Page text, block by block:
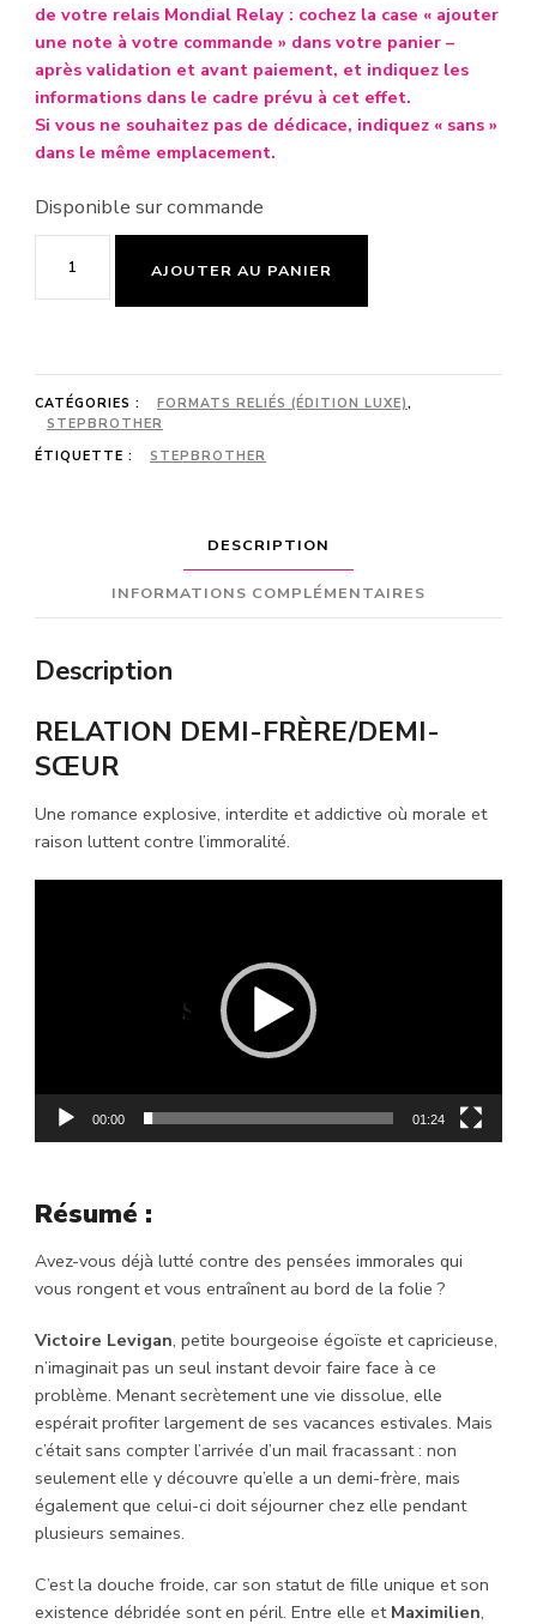
de votre relais Mondial Relay : cochez la case « ajouter
une note à votre commande » dans votre panier –
après validation et avant paiement, et indiquez les
informations dans le cadre prévu à cet effet.
Si vous ne souhaitez pas de dédicace, indiquez « sans »
dans le même emplacement.
Disponible sur commande
reliée
illustrée)
AJOUTER AU PANIER
CATÉGORIES : FORMATS RELIÉS (ÉDITION LUXE),
STEPBROTHER
ÉTIQUETTE :
STEPBROTHER
DESCRIPTION
INFORMATIONS COMPLÉMENTAIRES
Description
RELATION DEMI-FRÈRE/DEMI-
SŒUR
Une romance explosive, interdite et addictive où morale et
raison luttent contre l’immoralité.
00:00 01:24
Résumé :
Avez-vous déjà lutté contre des pensées immorales qui
vous rongent et vous entraînent au bord de la folie ?
Victoire Levigan, petite bourgeoise égoïste et capricieuse,
n’imaginait pas un seul instant devoir faire face à ce
problème. Menant secrètement une vie dissolue, elle
espérait profiter largement de ses vacances estivales. Mais
c’était sans compter l’arrivée d’un mail fracassant : non
seulement elle y découvre qu’elle a un demi-frère, mais
également que celui-ci doit séjourner chez elle pendant
plusieurs semaines.
C’est la douche froide, car son statut de fille unique et son
existence débridée sont en péril. Entre elle et Maximilien,